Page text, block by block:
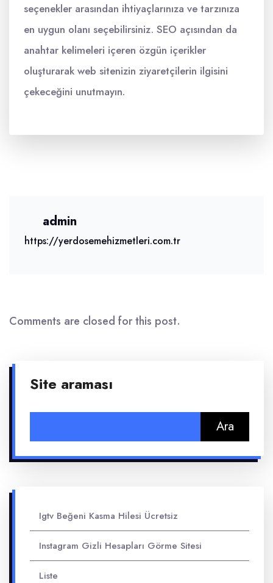
seçenekler arasından ihtiyaçlarınıza ve tarzınıza
en uygun olanı seçebilirsiniz. SEO açısından da
anahtar kelimeleri içeren özgün içerikler
oluşturarak web sitenizin ziyaretçilerin ilgisini
çekeceğini unutmayın.
admin
https://yerdosemehizmetleri.com.tr
Comments are closed for this post.
Site araması
Igtv Beğeni Kasma Hilesi Ücretsiz
Instagram Gizli Hesapları Görme Sitesi
Liste